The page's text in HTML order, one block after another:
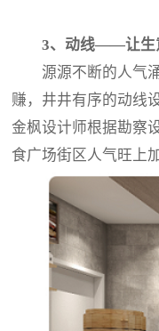
3、动线——让生
源源不断的人气
赚，井井有序的动线
金枫设计师根据勘察
食广场街区人气旺上